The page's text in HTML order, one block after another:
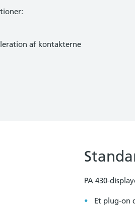
af kontakterne
PA 430-
Et plug-on